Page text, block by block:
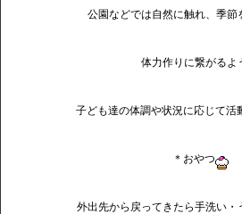
公園などでは自然に触れ、季節
体力作りに繋がるよ
子ども達の体調や状況に応じて活
＊おやつ
外出先から戻ってきたら手洗い・